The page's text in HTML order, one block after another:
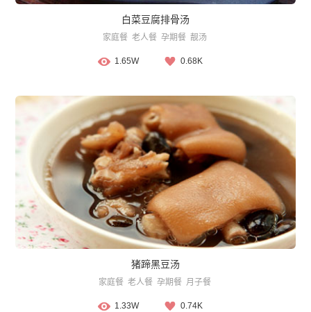
白菜豆腐排骨汤
家庭餐 老人餐 孕期餐 靓汤
1.65W 0.68K
猪蹄黑豆汤
家庭餐 老人餐 孕期餐 月子餐
1.33W 0.74K